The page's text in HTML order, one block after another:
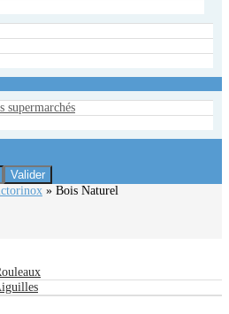
supermarchés
» Bois Naturel